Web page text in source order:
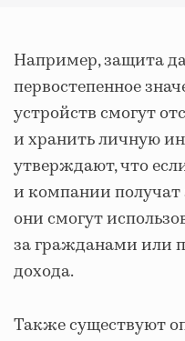
Например, защита
первостепенное
устройств смогут
и хранить личную
утверждают, что
и компании получат
они смогут
за гражданами или
дохода.
Также существуют